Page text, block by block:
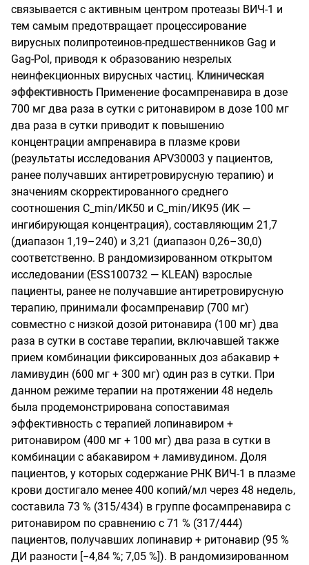
связывается с активным центром протеазы ВИЧ-1 и
тем самым предотвращает процессирование
вирусных полипротеинов-предшественников Gag и
Gag-Pol, приводя к образованию незрелых
неинфекционных вирусных частиц. Клиническая
эффективность Применение фосампренавира в дозе
700 мг два раза в сутки с ритонавиром в дозе 100 мг
два раза в сутки приводит к повышению
концентрации ампренавира в плазме крови
(результаты исследования APV30003 у пациентов,
ранее получавших антиретровирусную терапию) и
значениям скорректированного среднего
соотношения C_min/ИК50 и C_min/ИК95 (ИК —
ингибирующая концентрация), составляющим 21,7
(диапазон 1,19–240) и 3,21 (диапазон 0,26–30,0)
соответственно. В рандомизированном открытом
исследовании (ESS100732 — KLEAN) взрослые
пациенты, ранее не получавшие антиретровирусную
терапию, принимали фосампренавир (700 мг)
совместно с низкой дозой ритонавира (100 мг) два
раза в сутки в составе терапии, включавшей также
прием комбинации фиксированных доз абакавир +
ламивудин (600 мг + 300 мг) один раз в сутки. При
данном режиме терапии на протяжении 48 недель
была продемонстрирована сопоставимая
эффективность с терапией лопинавиром +
ритонавиром (400 мг + 100 мг) два раза в сутки в
комбинации с абакавиром + ламивудином. Доля
пациентов, у которых содержание РНК ВИЧ-1 в плазме
крови достигало менее 400 копий/мл через 48 недель,
составила 73 % (315/434) в группе фосампренавира с
ритонавиром по сравнению с 71 % (317/444)
пациентов, получавших лопинавир + ритонавир (95 %
ДИ разности [−4,84 %; 7,05 %]). В рандомизированном